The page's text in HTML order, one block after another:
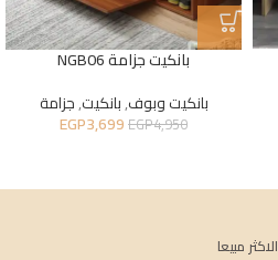
بانكيت جزامة NGB06
بانكيت وبوف,بانكيت,جزامة
EGP4,950
EGP3,699
الاكثر مبيعا